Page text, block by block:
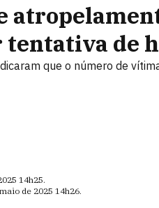
tentativa de
que o número de
14h25.
de 2025 14h26.